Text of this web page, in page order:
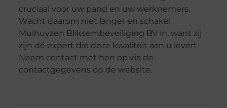
cruciaal voor uw pand en uw werknemers.
Wacht daarom niet langer en schakel
Mulhuyzen Bliksembeveiliging BV in, want zij
zijn dé expert die deze kwaliteit aan u levert.
Neem contact met hen op via de
contactgegevens op de website.